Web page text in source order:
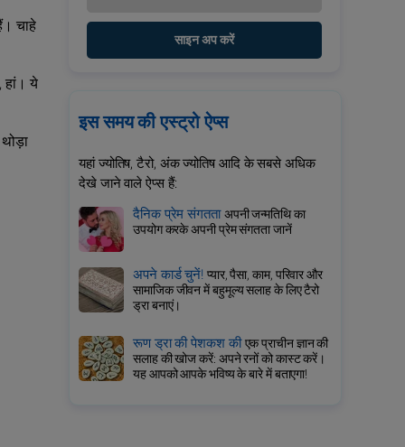
चाहे
हां। ये
साइन अप करें
इस समय की एस्ट्रो ऐप्स
यहां ज्योतिष, टैरो, अंक ज्योतिष आदि के सबसे अधिक
देखे जाने वाले ऐप्स हैं:
दैनिक प्रेम संगतताअपनी जन्मतिथि का
उपयोग करके अपनी प्रेम संगतता जानें
अपने कार्ड चुनें!प्यार, पैसा, काम, परिवार और
सामाजिक जीवन में बहुमूल्य सलाह के लिए टैरो
ड्रा बनाएं।
रूण ड्रा की पेशकश कीएक प्राचीन ज्ञान की
सलाह की खोज करें: अपने रनों को कास्ट करें।
यह आपको आपके भविष्य के बारे में बताएगा!